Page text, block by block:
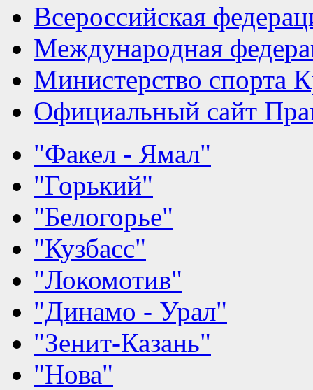
Всероссийская
Международная
Министерство спорта
Официальный сайт
"Факел - Ямал"
"Горький"
"Белогорье"
"Кузбасс"
"Локомотив"
"Динамо - Урал"
"Зенит-Казань"
"Нова"